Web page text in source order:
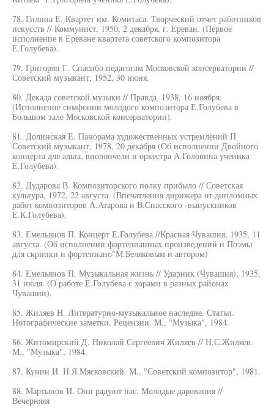
78. Гилина Е. Квартет им. Комитаса. Творческий отчет работников
искусств // Коммунист, 1950, 2 декабря, г. Ереван. (Первое
исполнение в Ереване квартета советского композитора
Е.Голубева).
79. Григорян Г. Спасибо педагогам Московской консерватории //
Советский музыкант, 1952, 30 июня.
80. Декада советской музыки // Правда, 1938, 16 ноября.
(Исполнение симфонии молодого композитора Е.Голубева в
Большом зале Московской консерватории).
81. Долинская Е. Панорама художественных устремлений П
Советский музыкант, 1978, 20 декабря (Об исполнении Двойного
концерта для альта, виолончели и оркестра А.Головина ученика
Е.Голубева).
82. Дударова В. Композиторского полку прибыло // Советская
культура, 1972, 22 августа. (Впечатления дирижера от дипломных
работ композиторов А.Атарова и В.Спасского -выпускников
Е.К.Голубева).
83. Емельянов П. Концерт Е.Голубева //Красная Чувашия, 1935, 11
августа. (Об исполнении фортепианных произведений и Поэмы
для скрипки и фортепиано"М.Беляковым и автором)
84. Емельянов П. Музыкальная жизнь // Ударник (Чувашия), 1935,
31 июля. (О работе Е.Голубева с хорами в разных районах
Чувашии).
85. Жиляев Н. Литературно-музыкальное наследие. Статьи.
Нотографические заметки. Рецензии. М., "Музыка", 1984.
86. Житомирский Д. Николай Сергеевич Жиляев // Н.С.Жиляев.
М., "Музыка", 1984.
87. Кунин И. Н.Я.Мясковский. М., "Советский композитор", 1981.
88. Мартынов И. Они радуют нас. Молодые дарования //
Вечерняяя